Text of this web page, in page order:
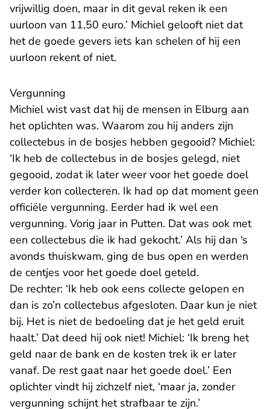
vrijwillig doen, maar in dit geval reken ik een
uurloon van 11,50 euro.’ Michiel gelooft niet dat
het de goede gevers iets kan schelen of hij een
uurloon rekent of niet.
Vergunning
Michiel wist vast dat hij de mensen in Elburg aan
het oplichten was. Waarom zou hij anders zijn
collectebus in de bosjes hebben gegooid? Michiel:
‘Ik heb de collectebus in de bosjes gelegd, niet
gegooid, zodat ik later weer voor het goede doel
verder kon collecteren. Ik had op dat moment geen
officiële vergunning. Eerder had ik wel een
vergunning. Vorig jaar in Putten. Dat was ook met
een collectebus die ik had gekocht.’ Als hij dan ‘s
avonds thuiskwam, ging de bus open en werden
de centjes voor het goede doel geteld.
De rechter: ‘Ik heb ook eens collecte gelopen en
dan is zo’n collectebus afgesloten. Daar kun je niet
bij. Het is niet de bedoeling dat je het geld eruit
haalt.’ Dat deed hij ook niet! Michiel: ‘Ik breng het
geld naar de bank en de kosten trek ik er later
vanaf. De rest gaat naar het goede doel.’ Een
oplichter vindt hij zichzelf niet, ‘maar ja, zonder
vergunning schijnt het strafbaar te zijn.’